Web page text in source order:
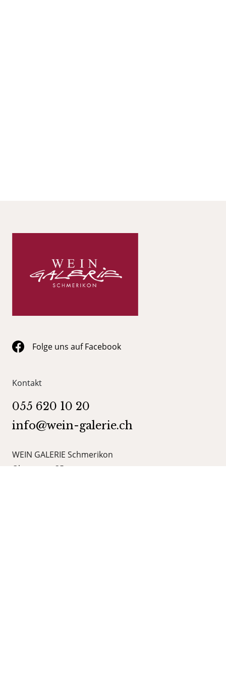
Folge uns auf Facebook
Kontakt
055 620 10 20
info@wein-galerie.ch
WEIN GALERIE Schmerikon
Obergasse 35